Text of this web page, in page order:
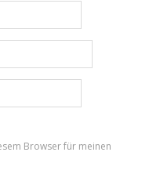
Browser für meinen